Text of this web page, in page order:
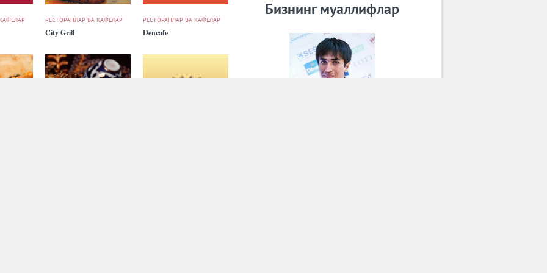
РЕСТОРАНЛАР ВА КАФЕЛАР
City Grill
РЕСТОРАНЛАР ВА КАФЕЛАР
Dencafe
Бизнинг муаллифлар